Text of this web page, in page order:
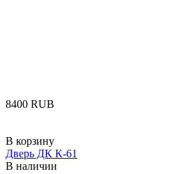
‍8400‍ RUB
В корзину
Дверь ДК К-61
В наличии